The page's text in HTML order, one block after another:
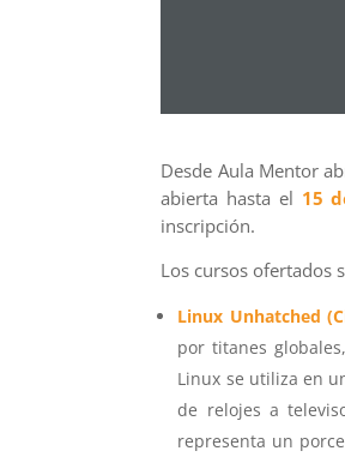
Desde Aula Mentor
abierta hasta el 15
inscripción.
Los cursos ofertados
Linux Unhatched
por titanes
Linux se utiliza en
de relojes a
representa un